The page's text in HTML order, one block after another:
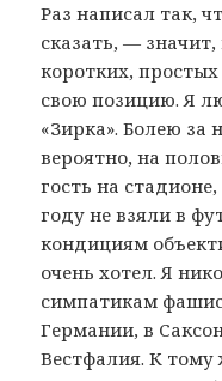
Раз написал так,
сказать, —
коротких,
свою позицию. Я
«Зирка». Болею за
вероятно, на
гость на
году не взяли в
кондициям
очень хотел. Я
симпатикам
Германии, в
Вестфалия. К